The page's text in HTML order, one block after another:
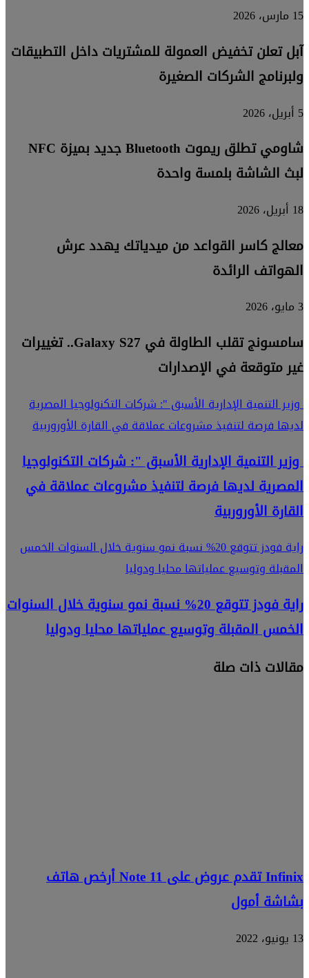
15 مارس، 2026
آبل تعلن تخفيض العمولة للمشتريات داخل التطبيقات
ولبرنامج الشركات الصغيرة
5 أبريل، 2026
شاومي تطلق ريموت Bluetooth جديد بميزة NFC
لبث الشاشة بلمسة واحدة
18 أبريل، 2026
معالج كاسر القواعد من ميدياتك يهدد عرش
الهواتف الرائدة
3 مايو، 2026
سامسونج تقلب الطاولة في Galaxy S27.. تغييرات
غير متوقعة في الإصدارات
وزير التنمية الإدارية الأسبق ": شركات التكنولوجيا المصرية
لديها فرصة لتنفيذ مشروعات عملاقة في القارة الأوروربية
وزير التنمية الإدارية الأسبق ": شركات التكنولوجيا
المصرية لديها فرصة لتنفيذ مشروعات عملاقة في
القارة الأوروربية
راية فودز تتوقع 20% نسبة نمو سنوية خلال السنوات الخمس
المقبلة وتوسيع عملياتها محليا ودوليا
راية فودز تتوقع 20% نسبة نمو سنوية خلال السنوات
الخمس المقبلة وتوسيع عملياتها محليا ودوليا
مقالات ذات صلة
Infinix تقدم عروض على Note 11 أرخص هاتف
بشاشة أمول
13 يونيو، 2022